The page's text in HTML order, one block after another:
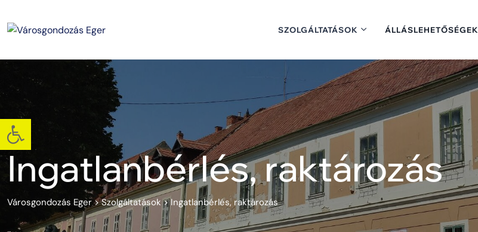
Eszköztár megnyitása
SZOLGÁLTATÁSOK ÁLLÁSLEHETŐSÉGEK
Ingatlanbérlés, raktározás
Városgondozás Eger>Szolgáltatások >Ingatlanbérlés, raktározás